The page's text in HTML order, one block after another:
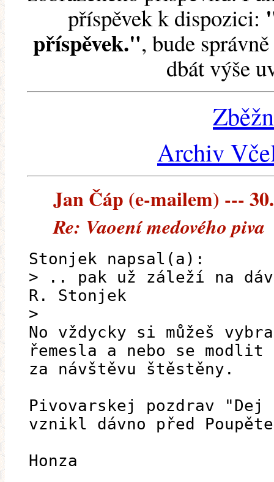
příspěvek k dispozici:
příspěvek.", bude
dbát výše
Archiv
Jan Čáp (e-mailem) ---
Re: Vaoení medového piva
Stonjek napsal(a):
> .. pak už záleží na
R. Stonjek
>
No vždycky si můžeš
řemesla a nebo se modlit
za návštěvu štěstěny.
Pivovarskej pozdrav
vznikl dávno před
Honza